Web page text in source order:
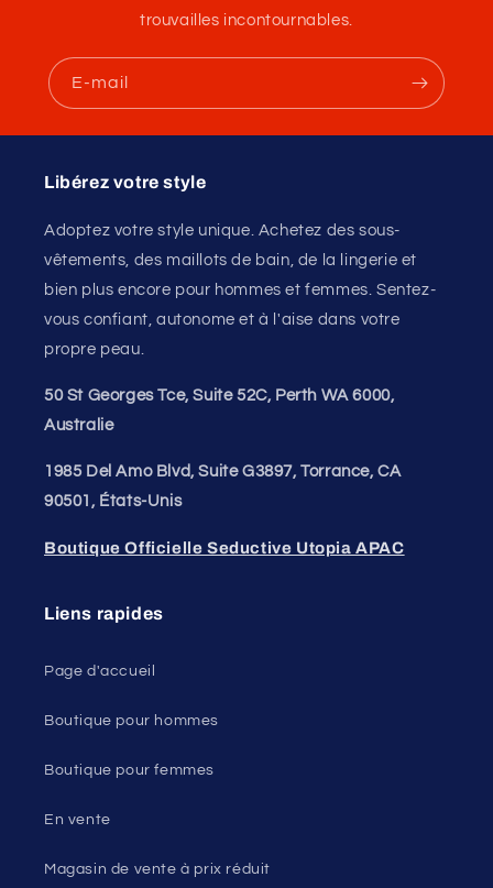
trouvailles incontournables.
E-mail
Libérez votre style
Adoptez votre style unique. Achetez des sous-
vêtements, des maillots de bain, de la lingerie et
bien plus encore pour hommes et femmes. Sentez-
vous confiant, autonome et à l'aise dans votre
propre peau.
50 St Georges Tce, Suite 52C, Perth WA 6000,
Australie
1985 Del Amo Blvd, Suite G3897, Torrance, CA
90501, États-Unis
Boutique Officielle Seductive Utopia APAC
Liens rapides
Page d'accueil
Boutique pour hommes
Boutique pour femmes
En vente
Magasin de vente à prix réduit